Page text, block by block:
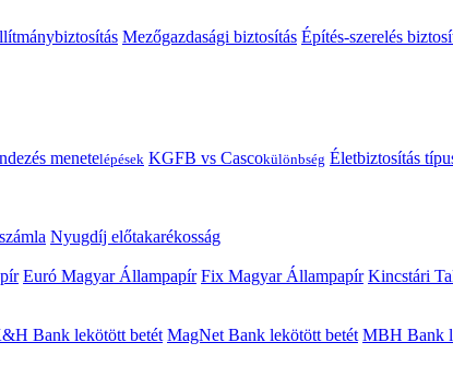
Mezőgazdasági biztosítás Építés-szerelés
menetelépések KGFB vs Cascokülönbség Életbiztosítás
Nyugdíj előtakarékosság
Euró Magyar Állampapír Fix Magyar Állampapír Kincstári
Bank lekötött betét MagNet Bank lekötött betét MBH Bank